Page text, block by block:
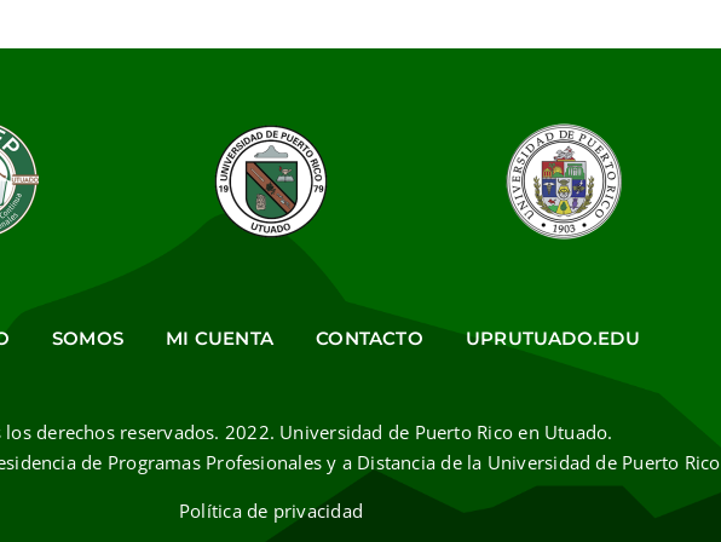
SOMOS MI CUENTA CONTACTO UPRUTUADO.EDU
derechos reservados. 2022. Universidad de Puerto Rico en Utuado.
de Programas Profesionales y a Distancia de la Universidad de Puerto Rico
Política de privacidad